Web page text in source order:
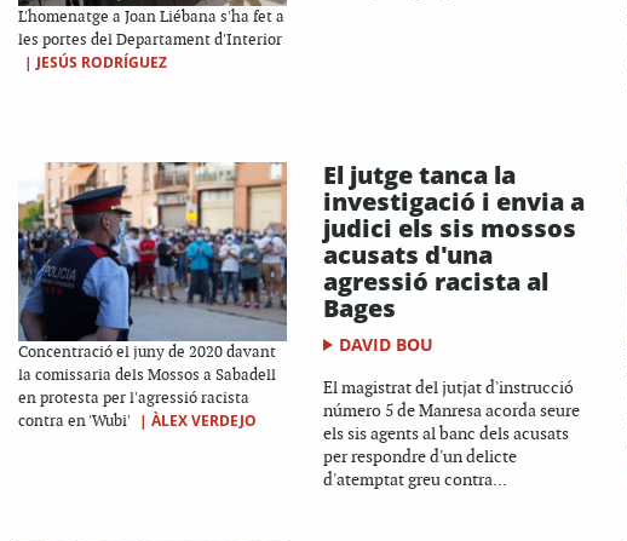
L'homenatge a Joan Liébana s'ha fet a
les portes del Departament d'Interior
| JESÚS RODRÍGUEZ
Concentració el juny de 2020 davant
la comissaria dels Mossos a Sabadell
en protesta per l'agressió racista
contra en 'Wubi' | ÀLEX VERDEJO
El jutge tanca la
investigació i envia a
judici els sis mossos
acusats d'una
agressió racista al
Bages
DAVID BOU
El magistrat del jutjat d'instrucció
número 5 de Manresa acorda seure
els sis agents al banc dels acusats
per respondre d'un delicte
d'atemptat greu contra...